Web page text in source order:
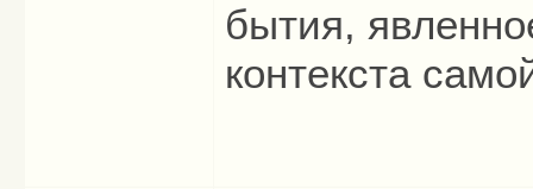
бытия,
контекста